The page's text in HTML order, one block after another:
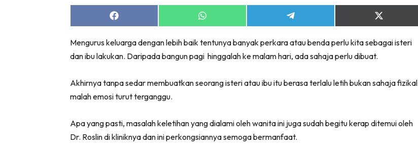
Share
on
Share
on
Share
on
Share
on
(Twitter)
Mengurus keluarga dengan lebih baik tentunya banyak perkara atau benda perlu kita sebagai isteri
dan ibu lakukan. Daripada bangun pagi hinggalah ke malam hari, ada sahaja perlu dibuat.
Akhirnya tanpa sedar membuatkan seorang isteri atau ibu itu berasa terlalu letih bukan sahaja fizikal
malah emosi turut terganggu.
Apa yang pasti, masalah keletihan yang dialami oleh wanita ini juga sudah begitu kerap ditemui oleh
Dr. Roslin di kliniknya dan ini perkongsiannya semoga bermanfaat.